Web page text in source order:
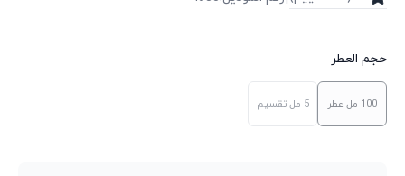
حجم العطر
100 مل عطر 5 مل تقسيم